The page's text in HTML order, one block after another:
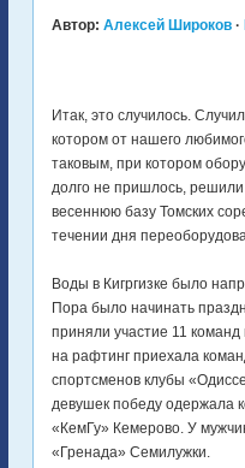
Автор: Алексей Широков ·
Итак, это случилось.
котором от нашего
таковым, при котором
долго не пришлось, решили
весеннюю базу Томских
течении дня
Воды в Кигргизке было
Пора было начинать
приняли участие 11
на рафтинг приехала
спортсменов клубы
девушек победу одержала
«КемГу» Кемерово. У
«Гренада» Семилужки.